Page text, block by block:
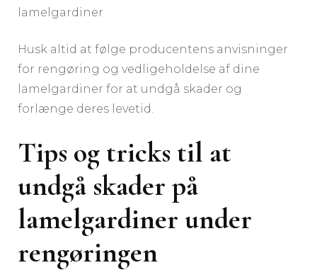
lamelgardiner
Husk altid at følge producentens anvisninger
for rengøring og vedligeholdelse af dine
lamelgardiner for at undgå skader og
forlænge deres levetid.
Tips og tricks til at
undgå skader på
lamelgardiner under
rengøringen